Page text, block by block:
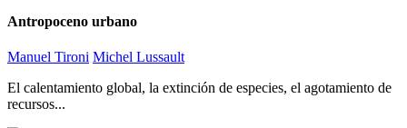
Antropoceno urbano
Manuel Tironi Michel Lussault
El calentamiento global, la extinción de especies, el agotamiento de
recursos...